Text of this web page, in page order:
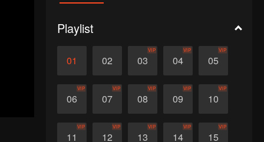
Playlist
01 02 03
VIP
04
VIP
05
VIP
06
VIP
07
VIP
08
VIP
09
VIP
10
VIP
11
VIP
12
VIP
13
VIP
14
VIP
15
VIP